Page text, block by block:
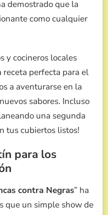
demostrado que la
como cualquier
y cocineros locales
receta perfecta para el
a aventurarse en la
sabores. Incluso
una segunda
tus cubiertos listos!
para los
contra Negras” ha
que un simple show de